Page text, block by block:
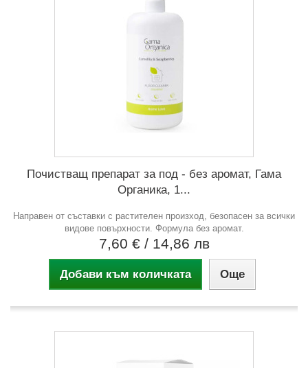
Почистващ препарат за под - без аромат, Гама
Органика, 1...
Направен от съставки с растителен произход, безопасен за всички
видове повърхности. Формула без аромат.
7,60 € / 14,86 лв
Добави към количката Още